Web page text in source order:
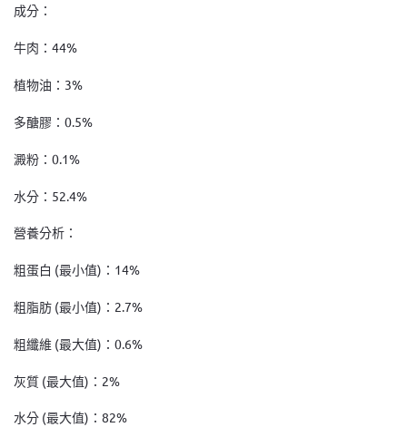
成分：
牛肉：44%
植物油：3%
多醣膠：0.5%
澱粉：0.1%
水分：52.4%
營養分析：
粗蛋白 (最小值)：14%
粗脂肪 (最小值)：2.7%
粗纖維 (最大值)：0.6%
灰質 (最大值)：2%
水分 (最大值)：82%